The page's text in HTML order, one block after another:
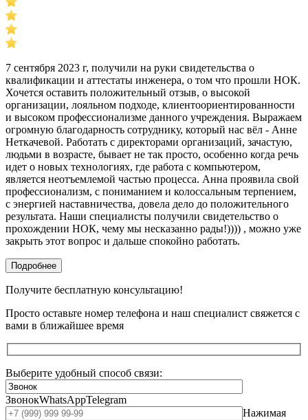
7 сентября 2023 г, получили на руки свидетельства о
квалификации и аттестаты инженера, о том что прошли НОК.
Хочется оставить положительный отзыв, о высокой
организации, лояльном подходе, клиентоориентированности
и высоком профессионализме данного учреждения. Выражаем
огромную благодарность сотруднику, который нас вёл - Анне
Неткачевой. Работать с директорами организаций, зачастую,
людьми в возрасте, бывает не так просто, особенно когда речь
идет о новых технологиях, где работа с компьютером,
является неотъемлемой частью процесса. Анна проявила свой
профессионализм, с пониманием и колоссальным терпением,
с энергией наставничества, довела дело до положительного
результата. Наши специалисты получили свидетельство о
прохождении НОК, чему мы несказанно рады!)))) , можно уже
закрыть этот вопрос и дальше спокойно работать.
Подробнее
Получите бесплатную консультацию!
Просто оставьте номер телефона и наш специалист свяжется с
вами в ближайшее время
Выберите удобный способ связи:
ЗвонокWhatsAppTelegram
Нажимая